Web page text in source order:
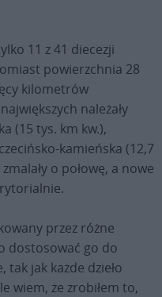
11 z 41 diecezji
powierzchnia 28
kilometrów
należały
(15 tys. km kw.),
kamieńska (12,7
o połowę, a nowe
przez różne
dostosować go do
tak jak każde dzieło
wiem, że zrobiłem to,